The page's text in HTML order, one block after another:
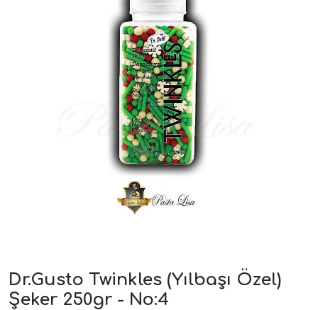
Dr.Gusto Twinkles (Yılbaşı Özel)
Şeker 250gr - No:4